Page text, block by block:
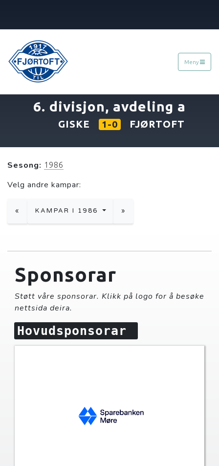
Meny
6. divisjon, avdeling a
GISKE 1-0 FJØRTOFT
Sesong: 1986
Velg andre kampar:
« KAMPAR I 1986 »
Sponsorar
Støtt våre sponsorar. Klikk på logo for å besøke
nettsida deira.
Hovudsponsorar